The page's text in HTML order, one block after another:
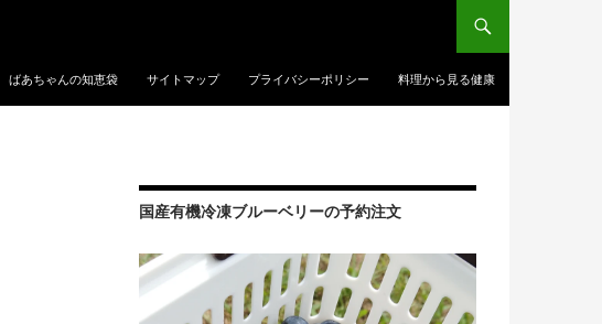
ばあちゃんの知恵袋 サイトマップ プライバシーポリシー 料理から見る健康
国産有機冷凍ブルーベリーの予約注文